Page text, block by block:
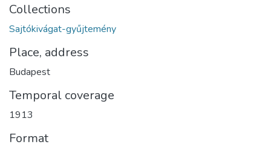
Collections
Sajtókivágat-gyűjtemény
Place, address
Budapest
Temporal coverage
1913
Format